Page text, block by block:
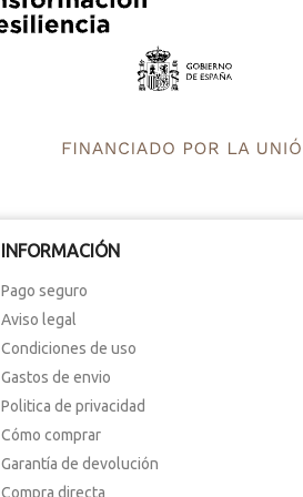
INFORMACIÓN
Pago seguro
Aviso legal
Condiciones de uso
Gastos de envio
Politica de privacidad
Cómo comprar
Garantía de devolución
Compra directa